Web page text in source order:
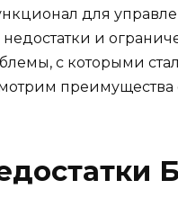
для
и
с которыми